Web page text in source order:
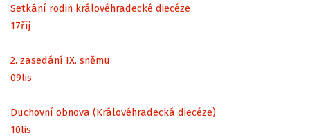
Setkání rodin královéhradecké diecéze
17říj
2. zasedání IX. sněmu
09lis
Duchovní obnova (Královéhradecká diecéze)
10lis